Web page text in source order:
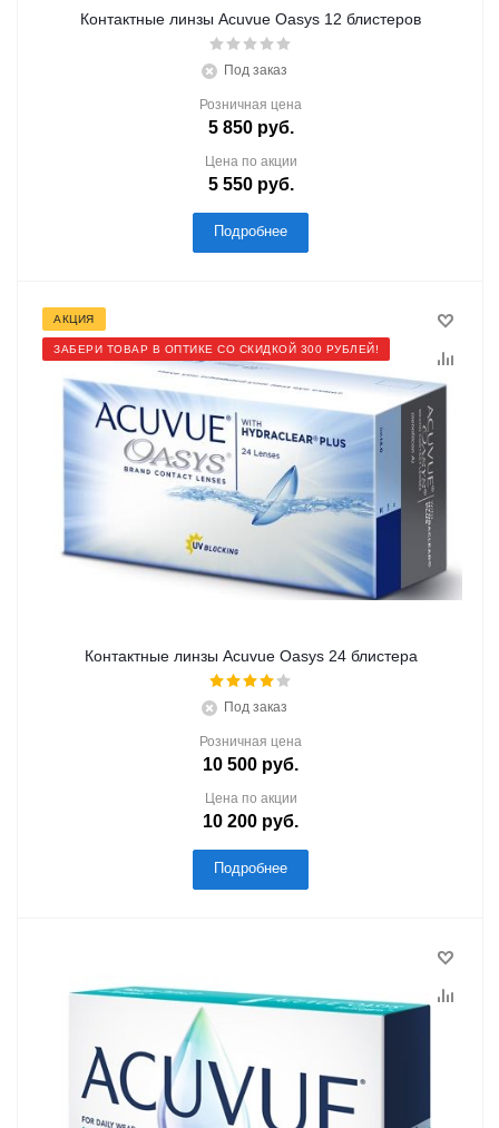
Контактные линзы Acuvue Oasys 12 блистеров
Под заказ
Розничная цена
5 850руб.
Цена по акции
5 550руб.
Подробнее
АКЦИЯ
ЗАБЕРИ ТОВАР В ОПТИКЕ СО СКИДКОЙ 300 РУБЛЕЙ!
Контактные линзы Acuvue Oasys 24 блистера
Под заказ
Розничная цена
10 500 руб.
Цена по акции
10 200 руб.
Подробнее